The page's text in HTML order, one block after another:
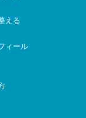
える
ィール